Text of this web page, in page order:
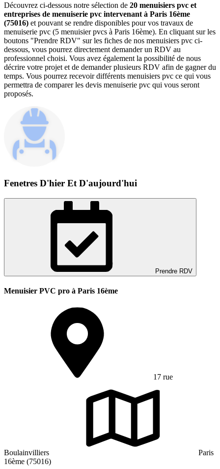
Découvrez ci-dessous notre sélection de 20 menuisiers pvc et
entreprises de menuiserie pvc intervenant à Paris 16ème
(75016) et pouvant se rendre disponibles pour vos travaux de
menuiserie pvc (5 menuisier pvcs à Paris 16ème). En cliquant sur les
boutons "Prendre RDV" sur les fiches de nos menuisiers pvc ci-
dessous, vous pourrez directement demander un RDV au
professionnel choisi. Vous avez également la possibilité de nous
décrire votre projet et de demander plusieurs RDV afin de gagner du
temps. Vous pourrez recevoir différents menuisiers pvc ce qui vous
permettra de comparer les devis menuiserie pvc qui vous seront
proposés.
Fenetres D'hier Et D'aujourd'hui
Prendre RDV
Menuisier PVC pro à Paris 16ème
17 rue
Boulainvilliers
Paris
16ème (75016)